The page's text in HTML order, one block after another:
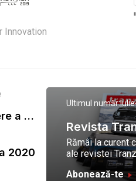
Innovation
Gala Tranzit de premiere a celor mai eficienti operatori de transport marfa 2023
2020
Ultimul număr:
Revista
Rămâi la curent
ale revistei
Abonează-te